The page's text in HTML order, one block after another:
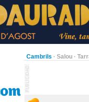
Cambrils · Salou ·